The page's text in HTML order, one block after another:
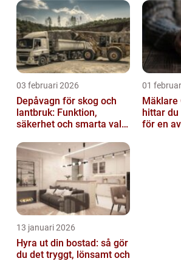
03 februari 2026
Depåvagn för skog och
lantbruk: Funktion,
säkerhet och smarta val
01
Mäklare
hittar
för en
13 januari 2026
Hyra ut din bostad: så gör
du det tryggt, lönsamt och